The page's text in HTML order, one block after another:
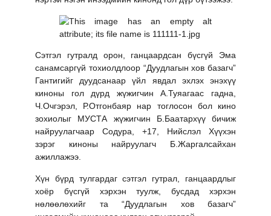
Сэтгэл гутралд орон, ганцаардсан бүсгүй Эма
санамсаргүй тохиолдлоор “Дуудлагын хов базагч”
Гантигийг дуудсанаар үйл явдал эхлэх энэхүү
киноны гол дүрд жүжигчин А.Туяагаас гадна,
Ч.Очгэрэл, Р.Отгонбаяр нар тоглосон бол кино
зохиолыг МУСТА жүжигчин Б.Баатархүү бичиж
найруулагчаар Содура, +17, Нийслэл Хүүхэн
зэрэг киноны найруулагч Б.Жаргалсайхан
ажиллажээ.
Хүн бүрд тулгардаг сэтгэл гутрал, ганцаардлыг
хоёр бүсгүй хэрхэн туулж, бусдад хэрхэн
нөлөөлөхийг та “Дуудлагын хов базагч”